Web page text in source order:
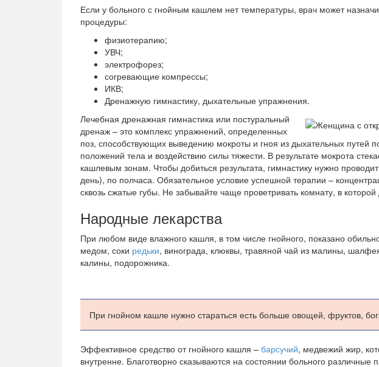
Если у больного с гнойным кашлем нет температуры, врач может
процедуры:
физиотерапию;
УВЧ;
электрофорез;
согревающие компрессы;
ИКВ;
Дренажную гимнастику, дыхательные упражнения.
Лечебная дренажная гимнастика или постуральный
дренаж – это комплекс упражнений, определенных
поз, способствующих выведению мокроты и гноя из дыхательных путей
положений тела и воздействию силы тяжести. В результате мокрота
кашлевым зонам. Чтобы добиться результата, гимнастику нужно
день), по полчаса. Обязательное условие успешной терапии –
сквозь сжатые губы. Не забывайте чаще проветривать комнату, в
Народные лекарства
При любом виде влажного кашля, в том числе гнойного, показано
медом, соки редьки, винограда, клюквы, травяной чай из малины,
калины, подорожника.
При гнойном кашле нужно стараться есть больше овощей, фруктов,
Эффективное средство от гнойного кашля – барсучий, медвежий жир,
внутренне. Благотворно сказываются на состоянии больного различные